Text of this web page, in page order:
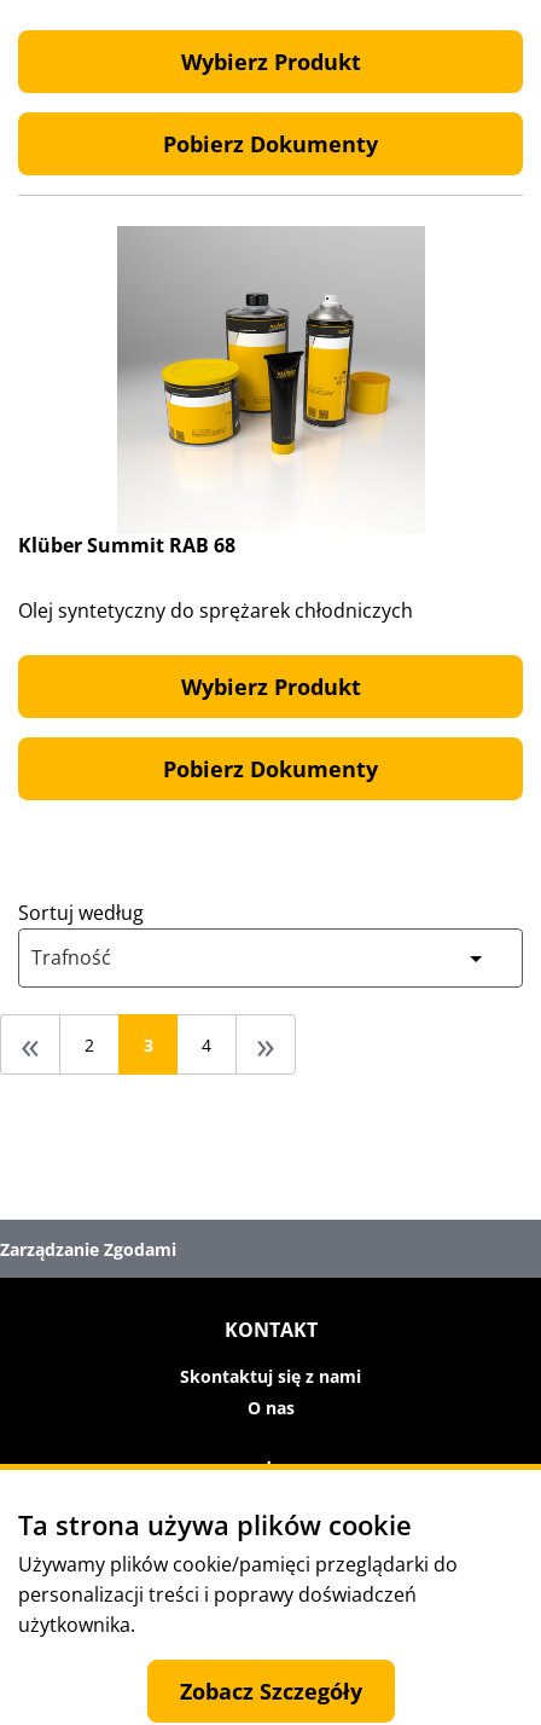
Wybierz Produkt
Pobierz Dokumenty
Klüber Summit RAB 68
Olej syntetyczny do sprężarek chłodniczych
Wybierz Produkt
Pobierz Dokumenty
Sortuj według
Trafność
« 2 3 4 »
Zarządzanie Zgodami
Ta strona używa plików cookie
Używamy plików cookie/pamięci przeglądarki do
personalizacji treści i poprawy doświadczeń
użytkownika.
Zobacz Szczegóły
KONTAKT
Skontaktuj się z nami
O nas
WARUNKI UŻYTKOWANIA
Warunki i zasady
Nota prawna
Przestrzeganie norm/sygnalizowanie naruszeń
ŚLEDŹ NAS